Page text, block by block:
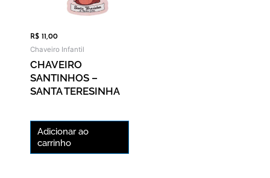
R$ 11,00
Chaveiro Infantil
CHAVEIRO
SANTINHOS –
SANTA TERESINHA
Adicionar ao
carrinho